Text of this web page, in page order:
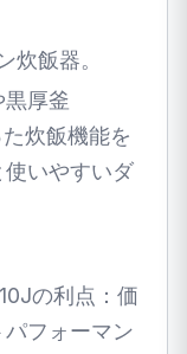
炊飯器。
厚釜
炊飯機能を
いやすいダ
の利点：価
フォーマン